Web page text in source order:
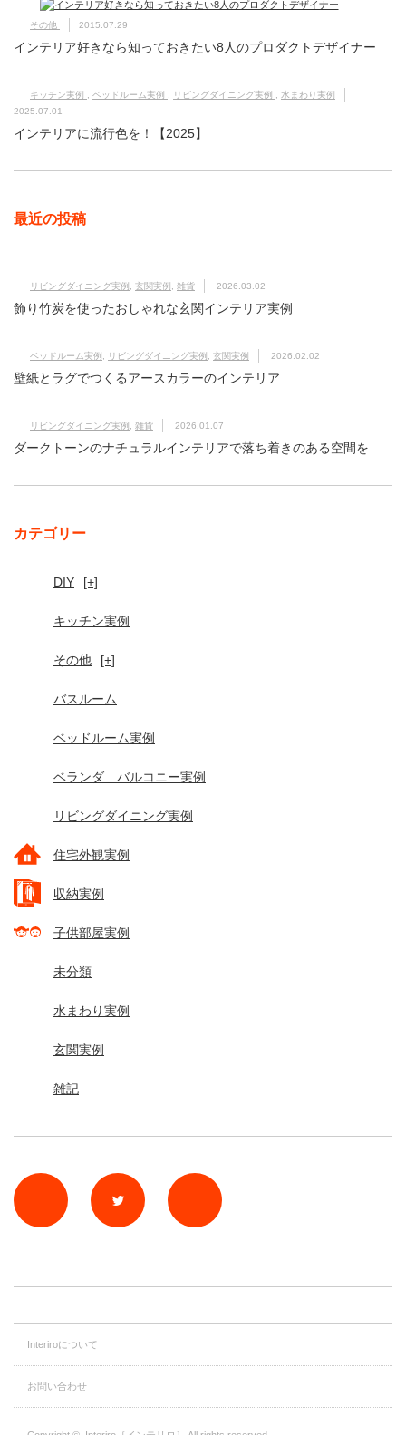
その他 2015.07.29
インテリア好きなら知っておきたい8人のプロダクトデザイナー
キッチン実例 ベッドルーム実例 リビングダイニング実例
水まわり実例
2025.07.01
インテリアに流行色を！【2025】
最近の投稿
リビングダイニング実例 玄関実例 雑貨 2026.03.02
飾り竹炭を使ったおしゃれな玄関インテリア実例
ベッドルーム実例 リビングダイニング実例 玄関実例 2026.02.02
壁紙とラグでつくるアースカラーのインテリア
リビングダイニング実例 雑貨 2026.01.07
ダークトーンのナチュラルインテリアで落ち着きのある空間を
カテゴリー
DIY [+]
キッチン実例
その他 [+]
バスルーム
ベッドルーム実例
ベランダ バルコニー実例
リビングダイニング実例
住宅外観実例
収納実例
子供部屋実例
未分類
水まわり実例
玄関実例
雑記
Twitter
Interiroについて
お問い合わせ